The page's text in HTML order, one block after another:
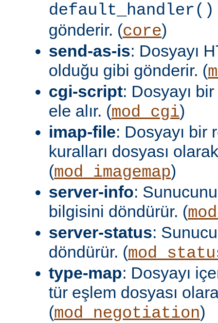
default_handler()
gönderir. (core)
send-as-is: Dosyayı
olduğu gibi gönderir. (
cgi-script: Dosyayı
ele alır. (mod_cgi)
imap-file: Dosyayı bir
kuralları dosyası
(mod_imagemap)
server-info:
bilgisini döndürür. (
server-status:
döndürür. (
type-map: Dosyayı
tür eşlem dosyası
(mod_negotiation)